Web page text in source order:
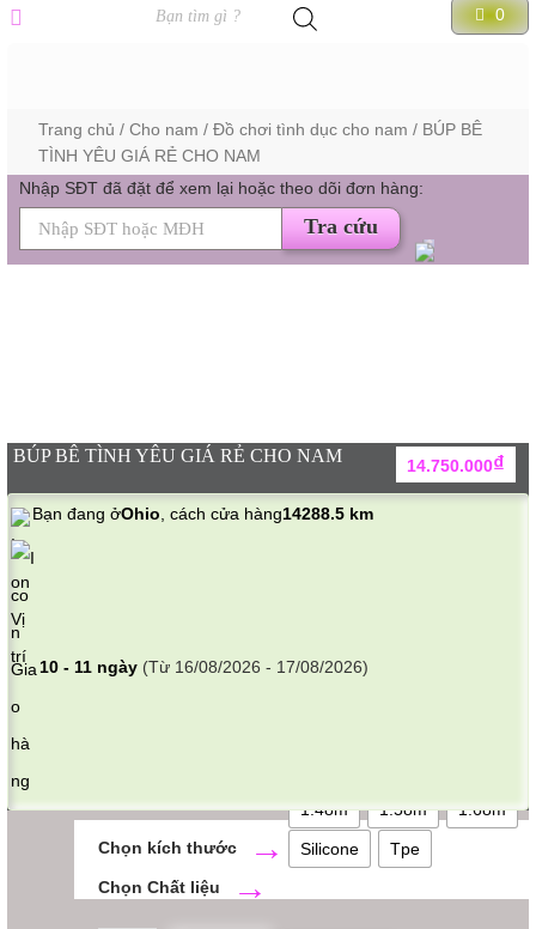
0
kiếm
Trang chủ / Cho nam / Đồ chơi tình dục cho nam / BÚP BÊ
TÌNH YÊU GIÁ RẺ CHO NAM
Nhập SĐT đã đặt để xem lại hoặc theo dõi đơn hàng:
Tra cứu
14.750.000₫
BÚP BÊ TÌNH YÊU GIÁ RẺ CHO NAM
Bạn đang ởOhio, cách cửa hàng14288.5 km
10 - 11 ngày (Từ 16/08/2026 - 17/08/2026)
kích thước
1.48m 1.58m 1.68m
Chất liệu
Silicone Tpe